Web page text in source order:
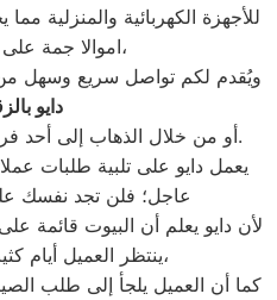
اموالا جمة على هذه الخدمات،
ويُقدم لكم تواصل سريع وسهل
دايو ب
أو من خلال الذهاب إلى أحد فروع مركز صيانة دايو المعتمد.
يعمل دايو على تلبية طلبات
عاجل؛ فلن تجد نفسك
لأن دايو يعلم أن البيوت قائمة
ينتظر العميل أيام كثيرة لتصليح عطل ما،
كما أن العميل يلجأ إلى طلب